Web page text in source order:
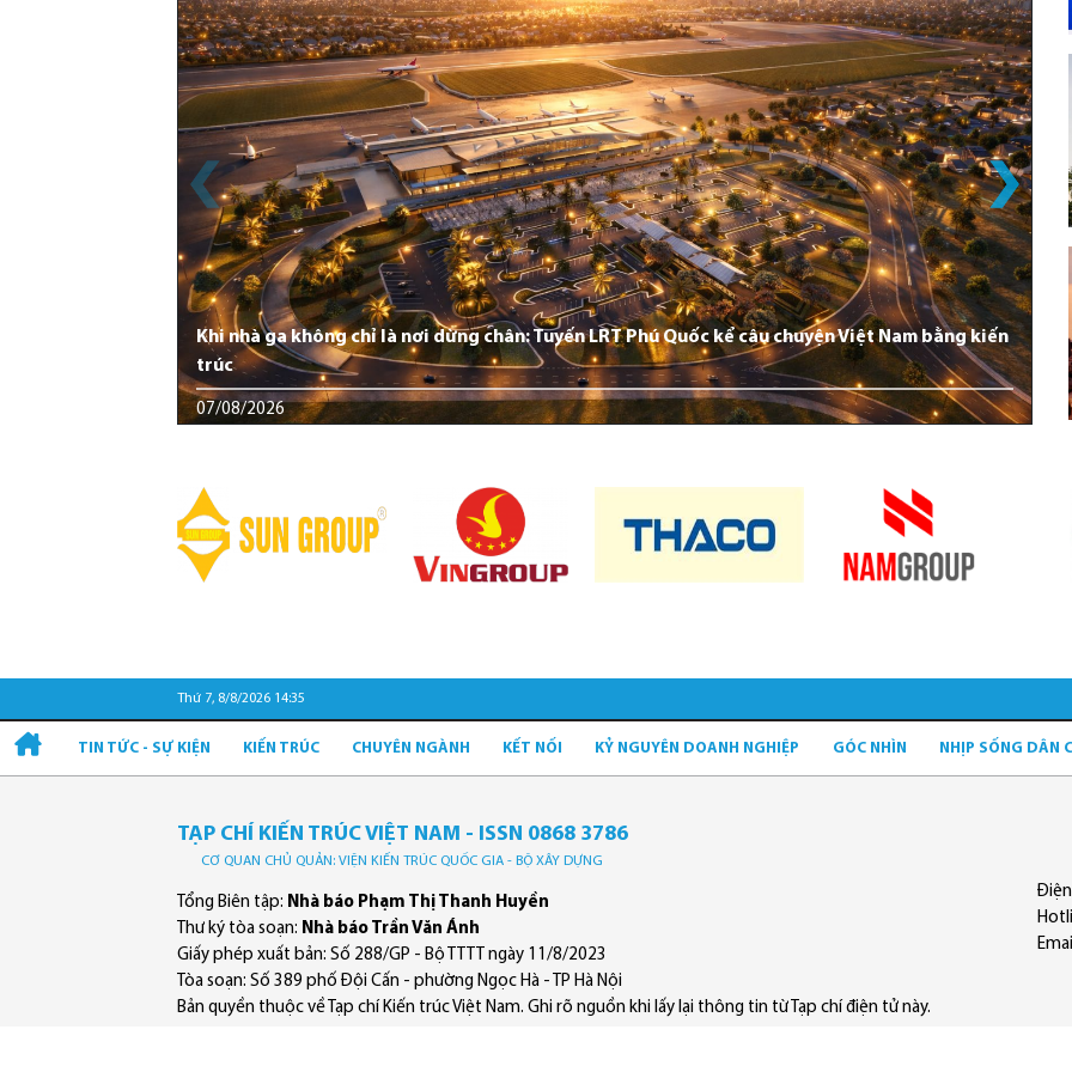
Khi nhà ga không chỉ là nơi dừng chân: Tuyến LRT Phú Quốc kể câu chuyện Việt Nam bằng kiến
trúc
07/08/2026
Thứ 7, 8/8/2026 14:36
TIN TỨC - SỰ KIỆN KIẾN TRÚC CHUYÊN NGÀNH KẾT NỐI KỶ NGUYÊN DOANH NGHIỆP GÓC NHÌN NHỊP SỐNG DÂN
TẠP CHÍ KIẾN TRÚC VIỆT NAM - ISSN 0868 3786
CƠ QUAN CHỦ QUẢN: VIỆN KIẾN TRÚC QUỐC GIA - BỘ XÂY DỰNG
Tổng Biên tập: Nhà báo Phạm Thị Thanh Huyền
Thư ký tòa soạn: Nhà báo Trần Văn Ánh
Giấy phép xuất bản: Số 288/GP - Bộ TTTT ngày 11/8/2023
Tòa soạn: Số 389 phố Đội Cấn - phường Ngọc Hà - TP Hà Nội
Bản quyền thuộc về Tạp chí Kiến trúc Việt Nam. Ghi rõ nguồn khi lấy lại thông tin từ Tạp chí điện tử này.